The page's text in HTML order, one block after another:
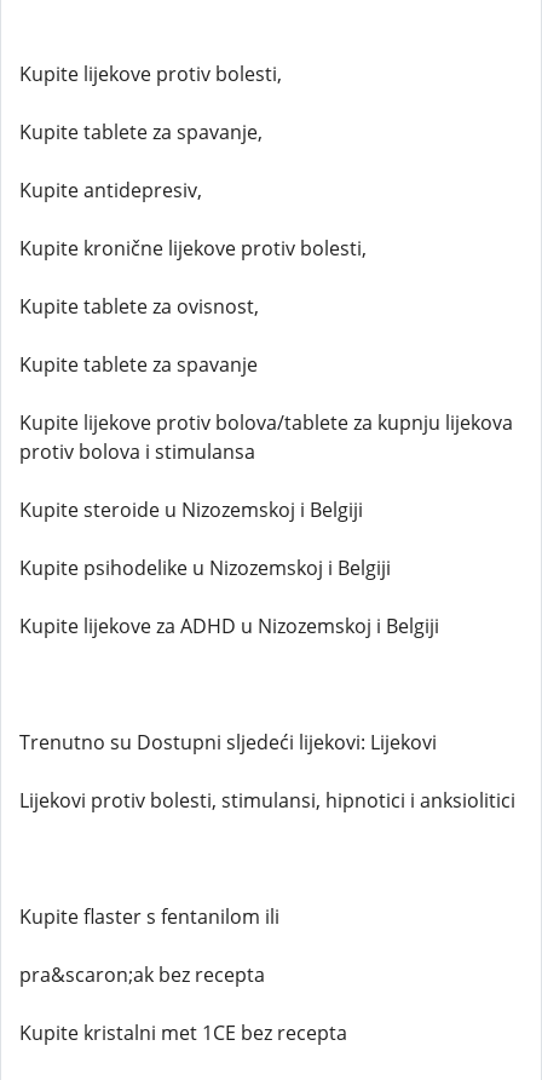
Kupite lijekove protiv bolesti,
Kupite tablete za spavanje,
Kupite antidepresiv,
Kupite kronične lijekove protiv bolesti,
Kupite tablete za ovisnost,
Kupite tablete za spavanje
Kupite lijekove protiv bolova/tablete za kupnju lijekova
protiv bolova i stimulansa
Kupite steroide u Nizozemskoj i Belgiji
Kupite psihodelike u Nizozemskoj i Belgiji
Kupite lijekove za ADHD u Nizozemskoj i Belgiji
Trenutno su Dostupni sljedeći lijekovi: Lijekovi
Lijekovi protiv bolesti, stimulansi, hipnotici i anksiolitici
Kupite flaster s fentanilom ili
pra&scaron;ak bez recepta
Kupite kristalni met 1CE bez recepta